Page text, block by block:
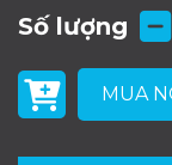
Số lượng
MUA